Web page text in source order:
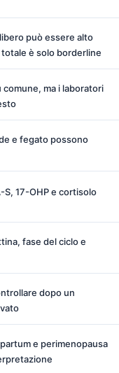
può essere alto
è solo borderline
comune, ma i laboratori
e fegato possono
S, 17-OHP e cortisolo
fase del ciclo e
dopo un
e perimenopausa